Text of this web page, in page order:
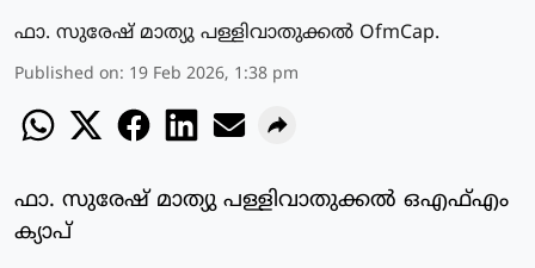
ഫാ. സുരേഷ് മാത്യു പള്ളിവാതുക്കല്‍ OfmCap.
Published on: 19 Feb 2026, 1:38 pm
ഫാ. സുരേഷ് മാത്യു പള്ളിവാതുക്കല്‍ ഒഎഫ്എം
ക്യാപ്‌